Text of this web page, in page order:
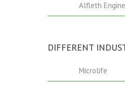
Alfleth
DIFFERENT
Microlife